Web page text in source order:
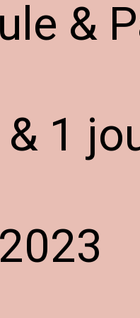
&
1